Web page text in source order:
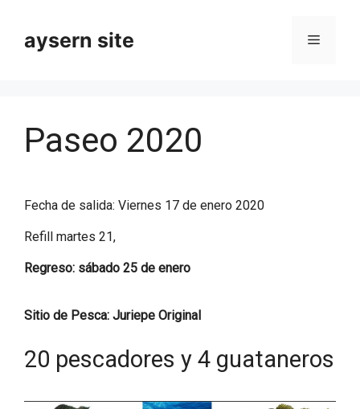
contentaysern site Menu
Paseo 2020
Fecha de salida: Viernes 17 de enero 2020
Refill martes 21,
Regreso: sábado 25 de enero
Sitio de Pesca: Juriepe Original
20 pescadores y 4 guataneros